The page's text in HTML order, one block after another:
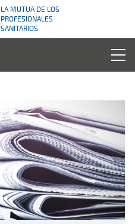
LA MUTUA DE LOS
PROFESIONALES
SANITARIOS